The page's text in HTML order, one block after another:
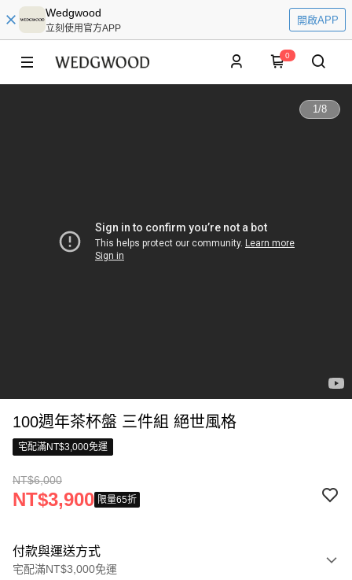
Wedgwood
立刻使用官方APP
開啟APP
0
1/8
100週年茶杯盤 三件組 絕世風格
宅配滿NT$3,000免運
NT$6,000
NT$3,900 限量65折
付款與運送方式
宅配滿NT$3,000免運